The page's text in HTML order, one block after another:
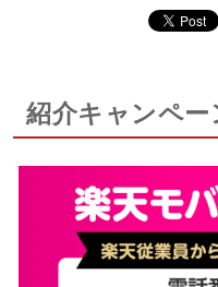
紹介キャンペー